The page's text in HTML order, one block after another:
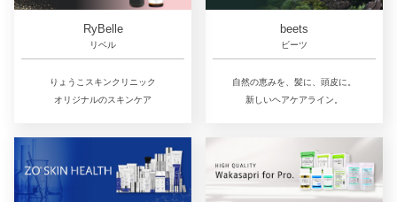
RyBelle
リベル
りょうこスキンクリニック
オリジナルのスキンケア
beets
ビーツ
自然の恵みを、髪に、頭皮に。
新しいヘアケアライン。